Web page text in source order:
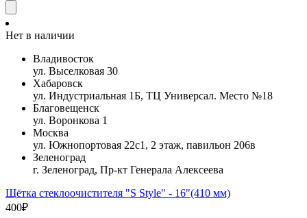
Нет в наличии
Владивосток
ул. Выселковая 30
Хабаровск
ул. Индустриальная 1Б, ТЦ Универсал. Место №18
Благовещенск
ул. Воронкова 1
Москва
ул. Южнопортовая 22с1, 2 этаж, павильон 206в
Зеленоград
г. Зеленоград, Пр-кт Генерала Алексеева
Щётка стеклоочистителя "S Style" - 16"(410 мм)
400₽